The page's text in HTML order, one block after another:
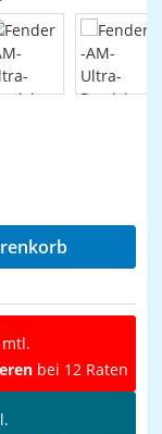
mtl.
bei 12 Raten